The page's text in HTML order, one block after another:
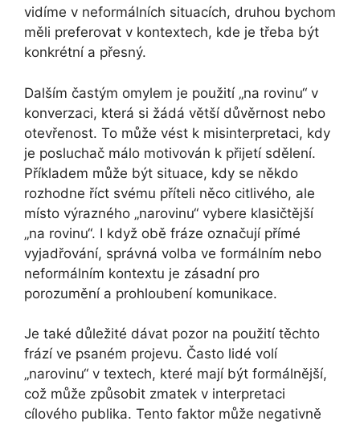
vidíme v neformálních situacích, druhou bychom
měli preferovat v kontextech, kde je třeba být
konkrétní a přesný.
Dalším častým omylem je použití „na rovinu“ v
konverzaci, která si žádá větší důvěrnost nebo
otevřenost. To může vést k misinterpretaci, kdy
je posluchač málo motivován k přijetí sdělení.
Příkladem může být situace, kdy se někdo
rozhodne říct svému příteli něco citlivého, ale
místo výrazného „narovinu“ vybere klasičtější
„na rovinu“. I když obě fráze označují přímé
vyjadřování, správná volba ve formálním nebo
neformálním kontextu je zásadní pro
porozumění a prohloubení komunikace.
Je také důležité dávat pozor na použití těchto
frází ve psaném projevu. Často lidé volí
„narovinu“ v textech, které mají být formálnější,
což může způsobit zmatek v interpretaci
cílového publika. Tento faktor může negativně